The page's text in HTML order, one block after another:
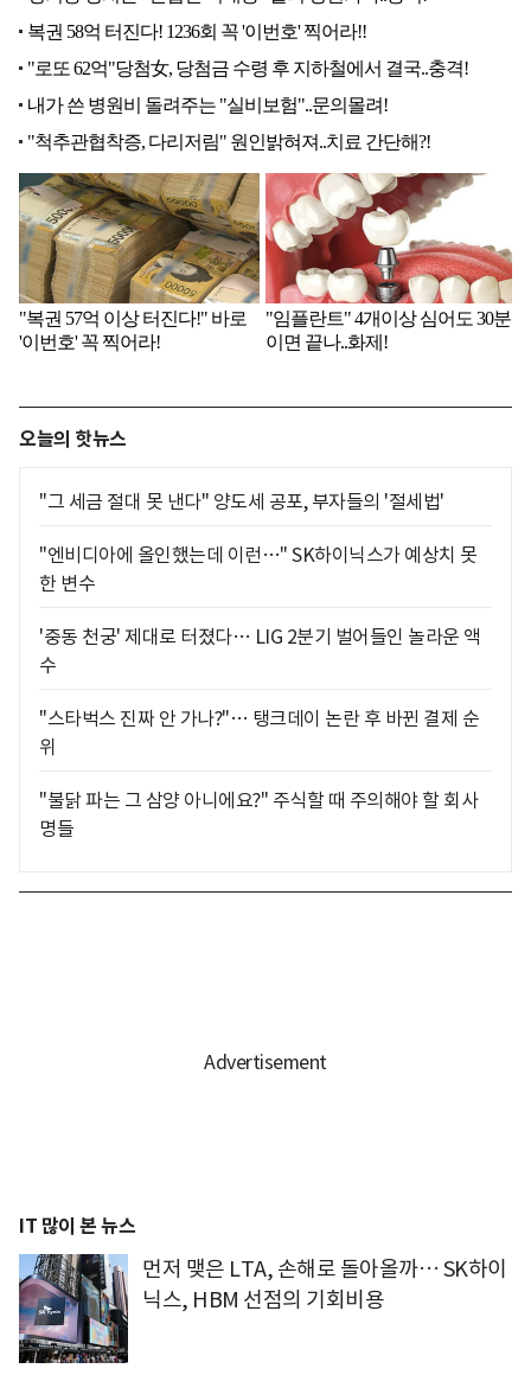
오늘의 핫뉴스
"그 세금 절대 못 낸다" 양도세 공포, 부자들의 '절세법'
"엔비디아에 올인했는데 이런…" SK하이닉스가 예상치 못
한 변수
'중동 천궁' 제대로 터졌다… LIG 2분기 벌어들인 놀라운 액
수
"스타벅스 진짜 안 가나?"… 탱크데이 논란 후 바뀐 결제 순
위
"불닭 파는 그 삼양 아니에요?" 주식할 때 주의해야 할 회사
명들
IT 많이 본 뉴스
먼저 맺은 LTA, 손해로 돌아올까… SK하이
닉스, HBM 선점의 기회비용